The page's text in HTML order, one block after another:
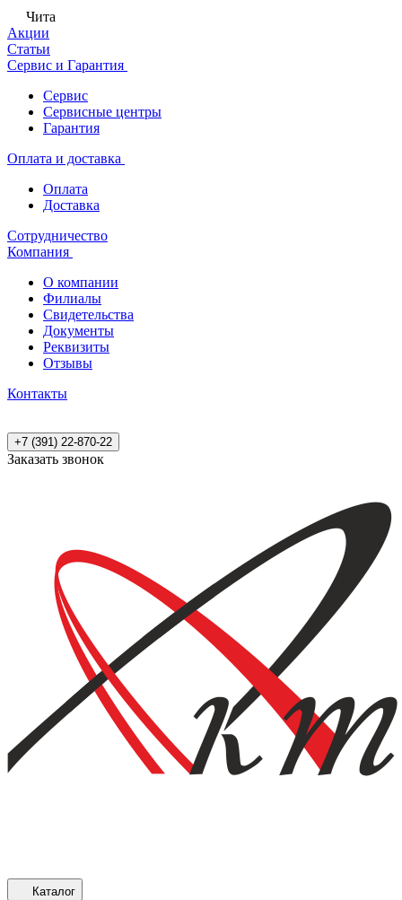
Чита
Акции
Статьи
Сервис и Гарантия
Сервис
Сервисные центры
Гарантия
Оплата и доставка
Оплата
Доставка
Сотрудничество
Компания
О компании
Филиалы
Свидетельства
Документы
Реквизиты
Отзывы
Контакты
+7 (391) 22-870-22
Заказать звонок
Каталог